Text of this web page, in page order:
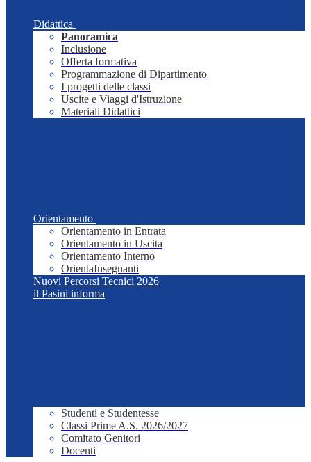
Didattica
Panoramica
Inclusione
Offerta formativa
Programmazione di Dipartimento
I progetti delle classi
Uscite e Viaggi d'Istruzione
Materiali Didattici
Orientamento
Orientamento in Entrata
Orientamento in Uscita
Orientamento Interno
OrientaInsegnanti
Nuovi Percorsi Tecnici 2026
il Pasini informa
Studenti e Studentesse
Classi Prime A.S. 2026/2027
Comitato Genitori
Docenti